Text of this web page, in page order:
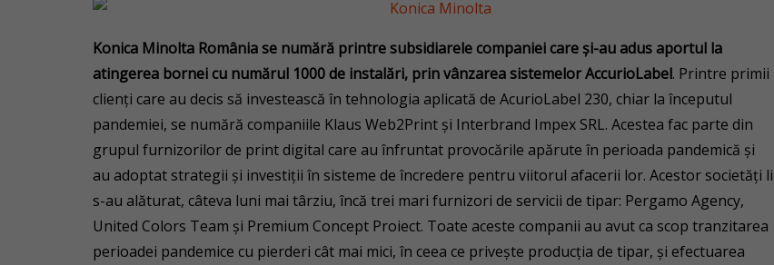
Konica Minolta România se numără printre subsidiarele companiei care și-au adus aportul la
atingerea bornei cu numărul 1000 de instalări, prin vânzarea sistemelor AccurioLabel. Printre primii
clienți care au decis să investească în tehnologia aplicată de AcurioLabel 230, chiar la începutul
pandemiei, se numără companiile Klaus Web2Print și Interbrand Impex SRL. Acestea fac parte din
grupul furnizorilor de print digital care au înfruntat provocările apărute în perioada pandemică și
au adoptat strategii și investiții în sisteme de încredere pentru viitorul afacerii lor. Acestor societăți li
s-au alăturat, câteva luni mai târziu, încă trei mari furnizori de servicii de tipar: Pergamo Agency,
United Colors Team și Premium Concept Proiect. Toate aceste companii au avut ca scop tranzitarea
perioadei pandemice cu pierderi cât mai mici, în ceea ce privește producția de tipar, și efectuarea